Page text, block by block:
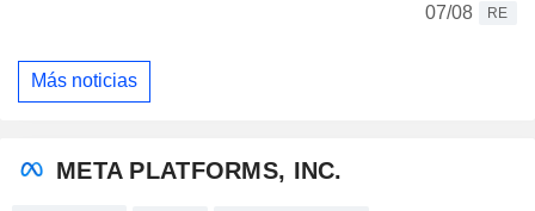
07/08
RE
Más noticias
META PLATFORMS, INC.